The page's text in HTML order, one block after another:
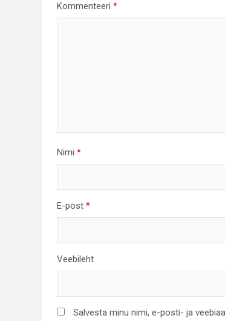
Kommenteeri*
Nimi*
E-post*
Veebileht
Salvesta minu nimi, e-posti- ja